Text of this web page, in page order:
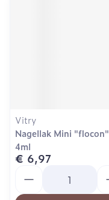
Vitry
Nagellak Mini "flocon"
4ml
€ 6,97